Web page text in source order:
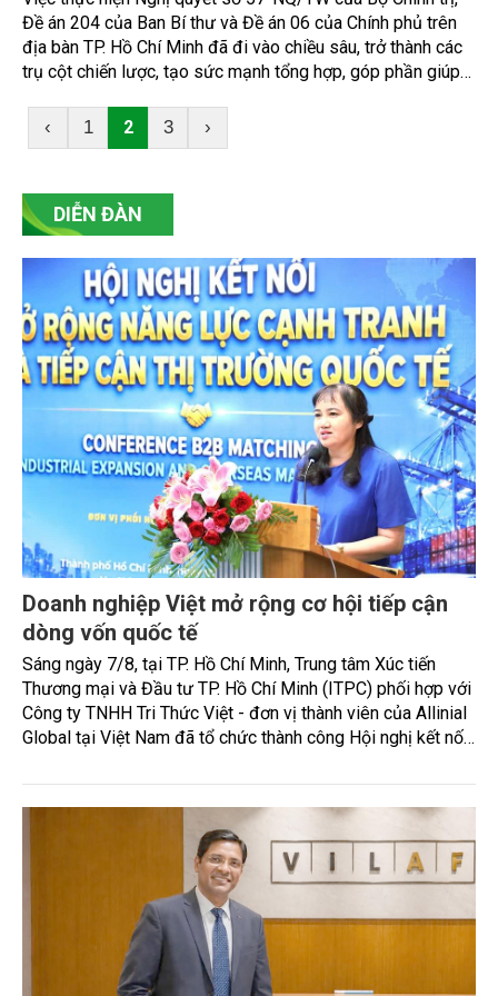
Đề án 204 của Ban Bí thư và Đề án 06 của Chính phủ trên
địa bàn TP. Hồ Chí Minh đã đi vào chiều sâu, trở thành các
trụ cột chiến lược, tạo sức mạnh tổng hợp, góp phần giúp
biến rõ nét trong phương thức quản trị, điều hành, qua đó
nâng cao chất lượng phục vụ người dân và doanh nghiệp.
‹ 1 2 3 ›
DIỄN ĐÀN
Doanh nghiệp Việt mở rộng cơ hội tiếp cận
dòng vốn quốc tế
Sáng ngày 7/8, tại TP. Hồ Chí Minh, Trung tâm Xúc tiến
Thương mại và Đầu tư TP. Hồ Chí Minh (ITPC) phối hợp với
Công ty TNHH Tri Thức Việt - đơn vị thành viên của Allinial
Global tại Việt Nam đã tổ chức thành công Hội nghị kết nối